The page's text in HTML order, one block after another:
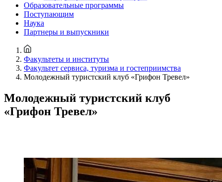
Образовательные программы
Поступающим
Наука
Партнеры и выпускники
Факультеты и институты
Факультет сервиса, туризма и гостеприимства
Молодежный туристский клуб «Грифон Тревел»
Молодежный туристский клуб
«Грифон Тревел»